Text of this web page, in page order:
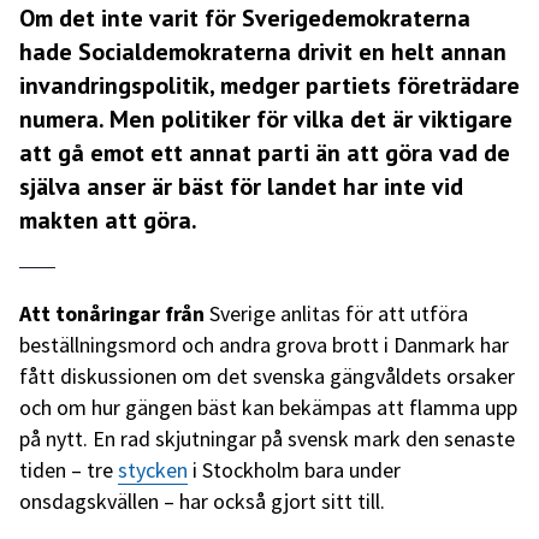
Om det inte varit för Sverigedemokraterna
hade Socialdemokraterna drivit en helt annan
invandringspolitik, medger partiets företrädare
numera. Men politiker för vilka det är viktigare
att gå emot ett annat parti än att göra vad de
själva anser är bäst för landet har inte vid
makten att göra.
Att tonåringar från Sverige anlitas för att utföra
beställningsmord och andra grova brott i Danmark har
fått diskussionen om det svenska gängvåldets orsaker
och om hur gängen bäst kan bekämpas att flamma upp
på nytt. En rad skjutningar på svensk mark den senaste
tiden – trestycken i Stockholm bara under
onsdagskvällen – har också gjort sitt till.